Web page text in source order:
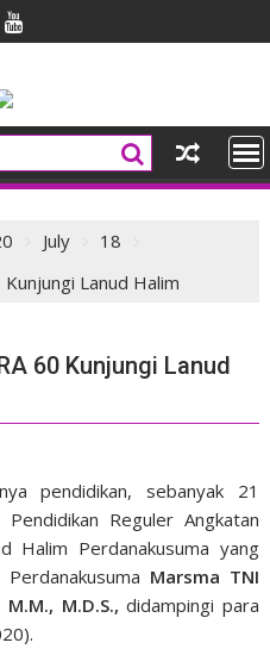
July
18
Lanud Halim
60 Kunjungi Lanud
pendidikan, sebanyak 21
Reguler Angkatan
Halim Perdanakusuma yang
Marsma TNI
M.D.S., didampingi para